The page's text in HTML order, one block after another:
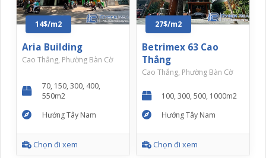
14$/m2
Aria Building
Cao Thắng, Phường Bàn Cờ
70, 150, 300, 400,
550m2
Hướng Tây Nam
Chọn đi xem
27$/m2
Betrimex 63 Cao
Thắng
Cao Thắng, Phường Bàn Cờ
100, 300, 500, 1000m2
Hướng Tây Nam
Chọn đi xem